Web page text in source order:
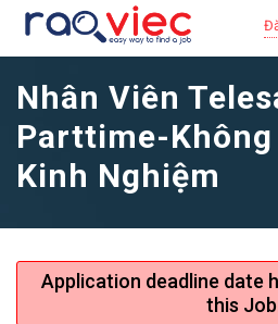
Nhân Viên
Parttime-Không
Kinh Nghiệm
Application deadline date
this